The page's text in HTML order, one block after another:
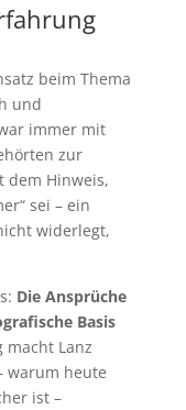
beim Thema
und
immer mit
zur
dem Hinweis,
sei – ein
widerlegt,
Die Ansprüche
Basis
macht Lanz
warum heute
ist –